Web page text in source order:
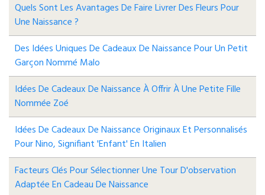
Quels Sont Les Avantages De Faire Livrer Des Fleurs Pour
Une Naissance ?
Des Idées Uniques De Cadeaux De Naissance Pour Un Petit
Garçon Nommé Malo
Idées De Cadeaux De Naissance À Offrir À Une Petite Fille
Nommée Zoé
Idées De Cadeaux De Naissance Originaux Et Personnalisés
Pour Nino, Signifiant 'enfant' En Italien
Facteurs Clés Pour Sélectionner Une Tour D'observation
Adaptée En Cadeau De Naissance